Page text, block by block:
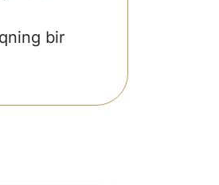
bir